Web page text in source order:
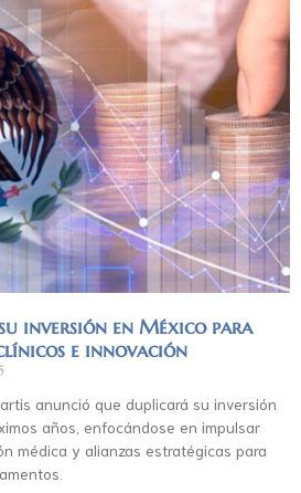
inversión en México para
e innovación
anunció que duplicará su inversión
años, enfocándose en impulsar
médica y alianzas estratégicas para